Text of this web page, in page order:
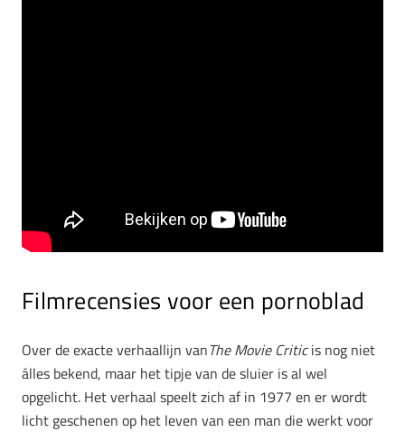
Filmrecensies voor een pornoblad
Over de exacte verhaallijn vanThe Movie Criticis nog niet
álles bekend, maar het tipje van de sluier is al wel
opgelicht. Het verhaal speelt zich af in 1977 en er wordt
licht geschenen op het leven van een man die werkt voor